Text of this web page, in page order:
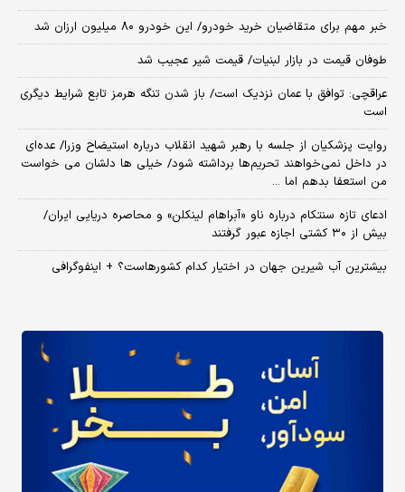
خبر مهم برای متقاضیان خرید خودرو/ این خودرو ۸۰ میلیون ارزان شد
طوفان قیمت در بازار لبنیات/ قیمت شیر عجیب شد
عراقچی: توافق با عمان نزدیک است/ باز شدن تنگه هرمز تابع شرایط دیگری
است
روایت پزشکیان از جلسه با رهبر شهید انقلاب درباره استیضاح وزرا/ عده‌ای
در داخل نمی‌خواهند تحریم‌ها برداشته شود/ خیلی ها دلشان می خواست
من استعفا بدهم اما ...
ادعای تازه سنتکام درباره ناو «آبراهام لینکلن» و محاصره دریایی ایران/
بیش از ۳۰ کشتی اجازه عبور گرفتند
بیشترین آب شیرین جهان در اختیار کدام کشورهاست؟ + اینفوگرافی